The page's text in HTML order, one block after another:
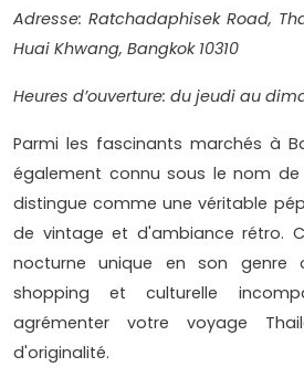
Adresse: Ratchadaphisek Road,
Huai Khwang, Bangkok 10310
Heures d’ouverture: du jeudi au
Parmi les fascinants marchés à
également connu sous le nom
distingue comme une véritable
de vintage et d'ambiance rétro.
nocturne unique en son genre
shopping et culturelle
agrémenter votre voyage
d'originalité.